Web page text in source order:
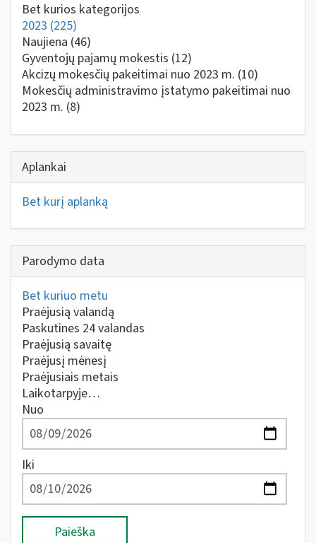
Bet kurios kategorijos
2023 (225)
Naujiena (46)
Gyventojų pajamų mokestis (12)
Akcizų mokesčių pakeitimai nuo 2023 m. (10)
Mokesčių administravimo įstatymo pakeitimai nuo
2023 m. (8)
Aplankai
Bet kurį aplanką
Parodymo data
Bet kuriuo metu
Praėjusią valandą
Paskutines 24 valandas
Praėjusią savaitę
Praėjusį mėnesį
Praėjusiais metais
Laikotarpyje…
Nuo
Iki
Paieška